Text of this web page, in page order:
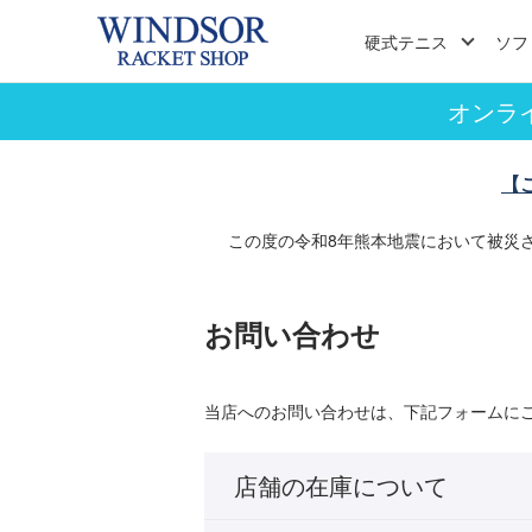
硬式テニス ソ
オンラ
この度の令和8年熊本地震において被災
お問い合わせ
当店へのお問い合わせは、下記フォーム
店舗の在庫について